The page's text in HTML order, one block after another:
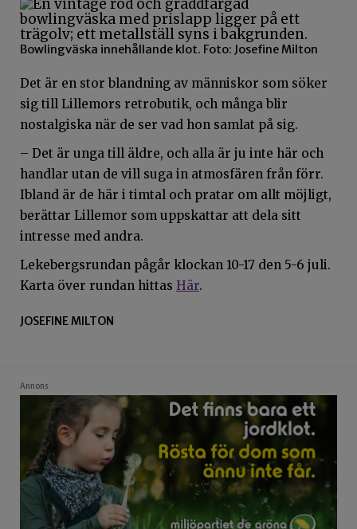
Bowlingväska innehållande klot. Foto: Josefine Milton
Det är en stor blandning av människor som söker
sig till Lillemors retrobutik, och många blir
nostalgiska när de ser vad hon samlat på sig.
– Det är unga till äldre, och alla är ju inte här och
handlar utan de vill suga in atmosfären från förr.
Ibland är de här i timtal och pratar om allt möjligt,
berättar Lillemor som uppskattar att dela sitt
intresse med andra.
Lekebergsrundan pågår klockan 10-17 den 5-6 juli.
Karta över rundan hittas Här.
JOSEFINE MILTON
Annons